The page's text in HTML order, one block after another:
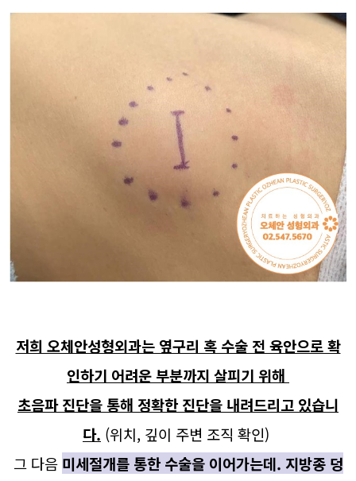
저희 오체안성형외과는 옆구리 혹 수술 전 육안으로 확
인하기 어려운 부분까지 살피기 위해
초음파 진단을 통해 정확한 진단을 내려드리고 있습니
다. (위치, 깊이 주변 조직 확인)
그 다음 미세절개를 통한 수술을 이어가는데. 지방종 덩